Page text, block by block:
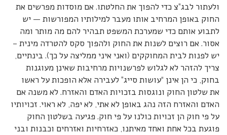
ולעתור לבג”צ כדי להפוך את החלטתו. אם מוסדות מפרשים את
החוק באופן המרחיב אותו מעבר למילותיו המפורשות — יש
לתבוע אותם כדי שמערכת המשפט תבהיר להם מה מותר ומה
אסור. אם רוצים לשנות את החוק ולהפוך סקס להטרדה מינית –
יש לפנות לבית המחוקקים (ואני איני ממליצה על כך). בינתיים,
צריך להזהר לא לגלוש לפרשנויות מרחיבות שאינן מעוגנות
בחוק, כי הן אינן “עושות סייג” לעבירה אלא הופכות על ראשו
את שלטון החוק ונוגסות בזכויות האדם והאזרח. לא משנה אם
האדם והאזרח הזה נהג באופן לא אתי, לא יפה, לא ראוי. זכויותיו
על פי חוק הן זכויות כולנו על פי חוק. פגיעה בשלטון החוק
פוגעת בכל אחת ואחד מאיתנו, כאזרחיות ואזרחים וכבנות ובני